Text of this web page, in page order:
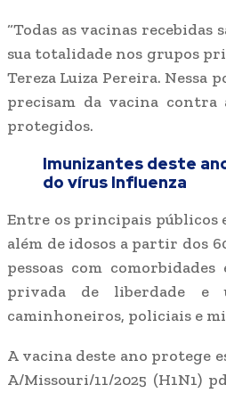
“Todas as vacinas recebidas
sua totalidade nos grupos
Tereza Luiza Pereira. Nessa
precisam da vacina contra
protegidos.
Imunizantes deste
do vírus Influenza
Entre os principais públicos
além de idosos a partir dos
pessoas com
privada de liberdade e
caminhoneiros, policiais e
A vacina deste ano protege
A/Missouri/11/2025 (H1N1)